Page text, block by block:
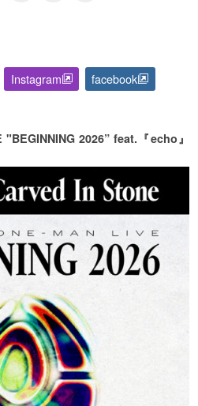
Instagram
facebook
2026” feat.『echo』